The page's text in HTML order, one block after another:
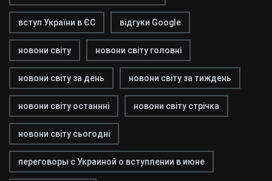
вступ України в ЄС відгуки Google
новони світу новони світу головні
новони світу за день новони світу за тиждень
новони світу останнні новони світу стрічка
новони світу сьогодні
переговоры с Украиной о вступлении в июне